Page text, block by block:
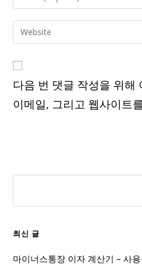
to
comment
your
email
address
comment
Enter
your
URL
(optional)
다음 번 댓글 작성을 위해
이메일, 그리고 웹사이트
최신 글
마이너스통장 이자 계산기 – 사